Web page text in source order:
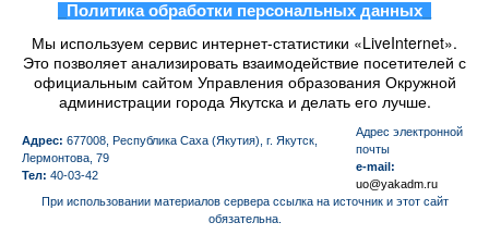
Политика обработки персональных данных
Мы используем сервис интернет-статистики «LiveInternet».
Это позволяет анализировать взаимодействие посетителей с
официальным сайтом Управления образования Окружной
администрации города Якутска и делать его лучше.
Адрес: 677008, Республика Саха (Якутия), г. Якутск,
Лермонтова, 79
Тел: 40-03-42
Aдрес электронной
почты
e-mail:
uo@yakadm.ru
При использовании материалов сервера ссылка на источник и этот сайт
обязательна.